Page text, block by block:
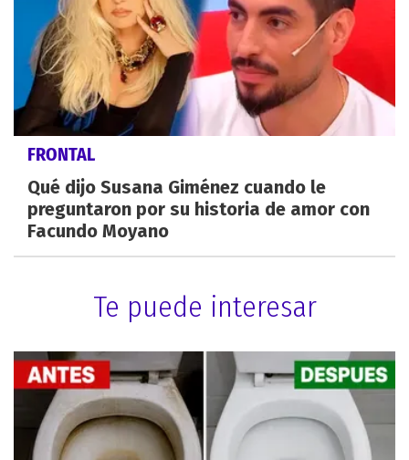
FRONTAL
Qué dijo Susana Giménez cuando le
preguntaron por su historia de amor con
Facundo Moyano
Te puede interesar